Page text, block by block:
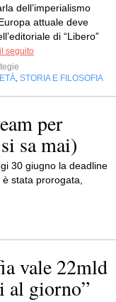
dell’imperialismo
attuale deve
di “Libero”
seguito
STORIA E FILOSOFIA
per
sa mai)
30 giugno la deadline
stata prorogata,
vale 22mld
al giorno”